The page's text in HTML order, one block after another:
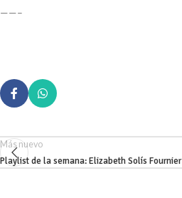
——–
Más nuevo
Playlist de la semana: Elizabeth Solís Fournier